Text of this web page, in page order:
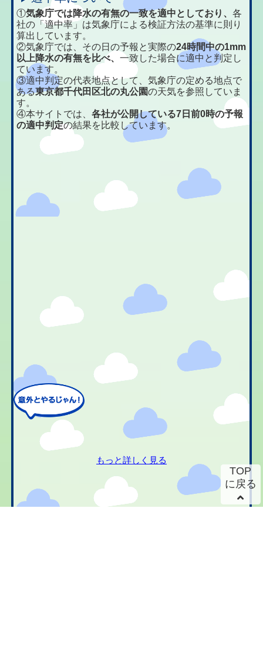
①気象庁では降水の有無の一致を適中としており、各
社の「適中率」は気象庁による検証方法の基準に則り
算出しています。
②気象庁では、その日の予報と実際の24時間中の1mm
以上降水の有無を比べ、一致した場合に適中と判定し
ています。
③適中判定の代表地点として、気象庁の定める地点で
ある東京都千代田区北の丸公園の天気を参照していま
す。
④本サイトでは、各社が公開している7日前0時の予報
の適中判定の結果を比較しています。
もっと詳しく見る
TOP
に戻る